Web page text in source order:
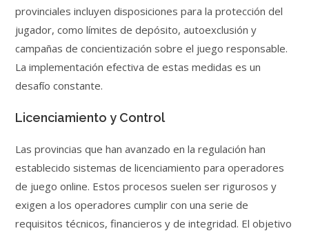
provinciales incluyen disposiciones para la protección del
jugador, como límites de depósito, autoexclusión y
campañas de concientización sobre el juego responsable.
La implementación efectiva de estas medidas es un
desafío constante.
Licenciamiento y Control
Las provincias que han avanzado en la regulación han
establecido sistemas de licenciamiento para operadores
de juego online. Estos procesos suelen ser rigurosos y
exigen a los operadores cumplir con una serie de
requisitos técnicos, financieros y de integridad. El objetivo